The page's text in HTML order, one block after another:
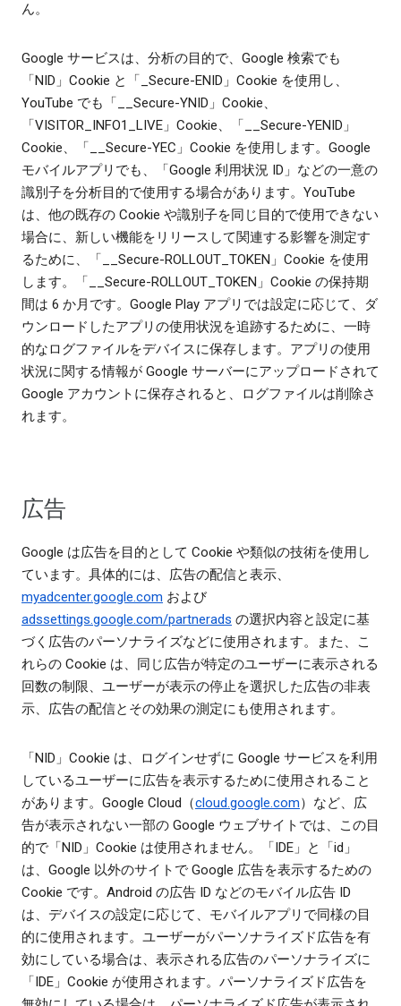
ん。
Google サービスは、分析の目的で、Google 検索でも
「NID」Cookie と「_Secure-ENID」Cookie を使用し、
YouTube でも「__Secure-YNID」Cookie、
「VISITOR_INFO1_LIVE」Cookie、「__Secure-YENID」
Cookie、「__Secure-YEC」Cookie を使用します。Google
モバイルアプリでも、「Google 利用状況 ID」などの一意の
識別子を分析目的で使用する場合があります。YouTube
は、他の既存の Cookie や識別子を同じ目的で使用できない
場合に、新しい機能をリリースして関連する影響を測定す
るために、「__Secure-ROLLOUT_TOKEN」Cookie を使用
します。「__Secure-ROLLOUT_TOKEN」Cookie の保持期
間は 6 か月です。Google Play アプリでは設定に応じて、ダ
ウンロードしたアプリの使用状況を追跡するために、一時
的なログファイルをデバイスに保存します。アプリの使用
状況に関する情報が Google サーバーにアップロードされて
Google アカウントに保存されると、ログファイルは削除さ
れます。
広告
Google は広告を目的として Cookie や類似の技術を使用し
ています。具体的には、広告の配信と表示、
myadcenter.google.com および
adssettings.google.com/partnerads の選択内容と設定に基
づく広告のパーソナライズなどに使用されます。また、こ
れらの Cookie は、同じ広告が特定のユーザーに表示される
回数の制限、ユーザーが表示の停止を選択した広告の非表
示、広告の配信とその効果の測定にも使用されます。
「NID」Cookie は、ログインせずに Google サービスを利用
しているユーザーに広告を表示するために使用されること
があります。Google Cloud（cloud.google.com）など、広
告が表示されない一部の Google ウェブサイトでは、この目
的で「NID」Cookie は使用されません。「IDE」と「id」
は、Google 以外のサイトで Google 広告を表示するための
Cookie です。Android の広告 ID などのモバイル広告 ID
は、デバイスの設定に応じて、モバイルアプリで同様の目
的に使用されます。ユーザーがパーソナライズド広告を有
効にしている場合は、表示される広告のパーソナライズに
「IDE」Cookie が使用されます。パーソナライズド広告を